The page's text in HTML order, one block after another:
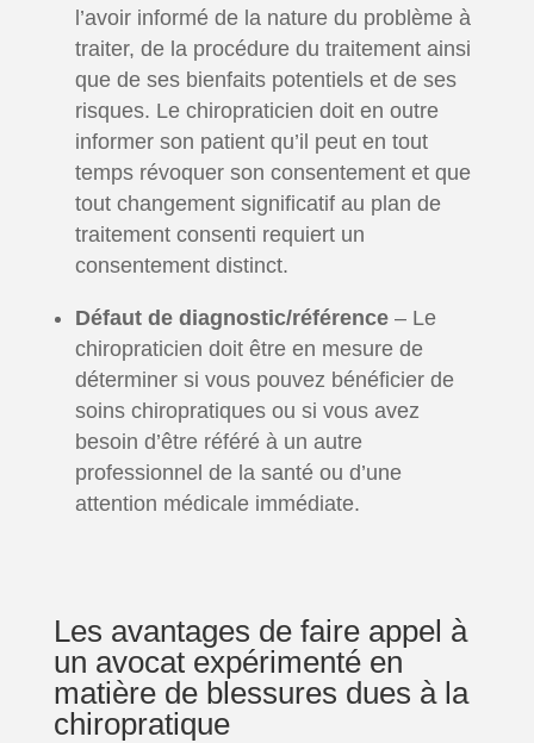
l’avoir informé de la nature du problème à
traiter, de la procédure du traitement ainsi
que de ses bienfaits potentiels et de ses
risques. Le chiropraticien doit en outre
informer son patient qu’il peut en tout
temps révoquer son consentement et que
tout changement significatif au plan de
traitement consenti requiert un
consentement distinct.
Défaut de diagnostic/référence– Le
chiropraticien doit être en mesure de
déterminer si vous pouvez bénéficier de
soins chiropratiques ou si vous avez
besoin d’être référé à un autre
professionnel de la santé ou d’une
attention médicale immédiate.
Les avantages de faire appel à
un avocat expérimenté en
matière de blessures dues à la
chiropratique